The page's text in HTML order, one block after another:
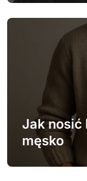
i
Jak nosić
męsko